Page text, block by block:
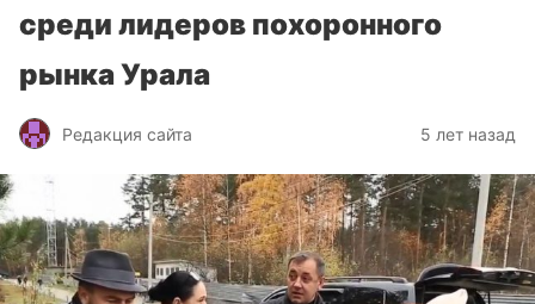
среди лидеров похоронного
рынка Урала
Редакция сайта 5 лет назад